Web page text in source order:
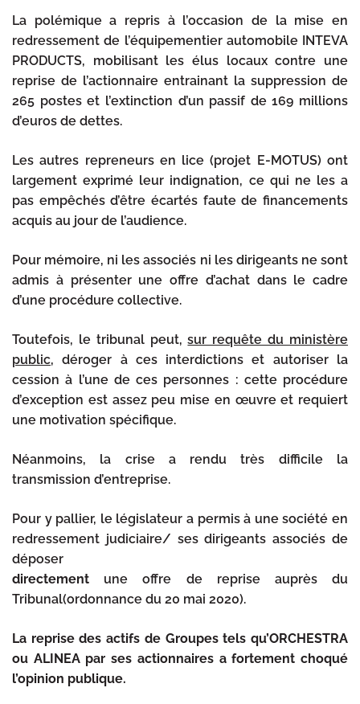
La polémique a repris à l’occasion de la mise en
redressement de l’équipementier automobile INTEVA
PRODUCTS, mobilisant les élus locaux contre une
reprise de l’actionnaire entrainant la suppression de
265 postes et l’extinction d’un passif de 169 millions
d’euros de dettes.
Les autres repreneurs en lice (projet E-MOTUS) ont
largement exprimé leur indignation, ce qui ne les a
pas empêchés d’être écartés faute de financements
acquis au jour de l’audience.
Pour mémoire, ni les associés ni les dirigeants ne sont
admis à présenter une offre d’achat dans le cadre
d’une procédure collective.
Toutefois, le tribunal peut,sur requête du ministère
public, déroger à ces interdictions et autoriser la
cession à l’une de ces personnes : cette procédure
d’exception est assez peu mise en œuvre et requiert
une motivation spécifique.
Néanmoins, la crise a rendu très difficile la
transmission d’entreprise.
Pour y pallier, le législateur a permis à une société en
redressement judiciaire/ ses dirigeants associés de
déposer
directement une offre de reprise auprès du
Tribunal(ordonnance du 20 mai 2020).
La reprise des actifs de Groupes tels qu’ORCHESTRA
ou ALINEA par ses actionnaires a fortement choqué
l’opinion publique.